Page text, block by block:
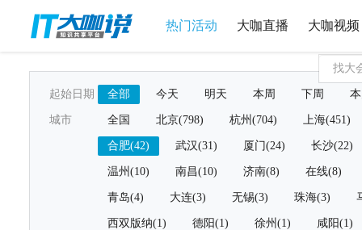
热门活动 大咖直播 大咖视频
起始日期 全部 今天 明天 本周 下周
城市 全国 北京(798) 杭州(704) 上海(451)
合肥(42) 武汉(31) 厦门(24) 长沙(22)
温州(10) 南昌(10) 济南(8) 在线(8)
青岛(4) 大连(3) 无锡(3) 珠海(3)
西双版纳(1) 德阳(1) 徐州(1) 咸阳(1)